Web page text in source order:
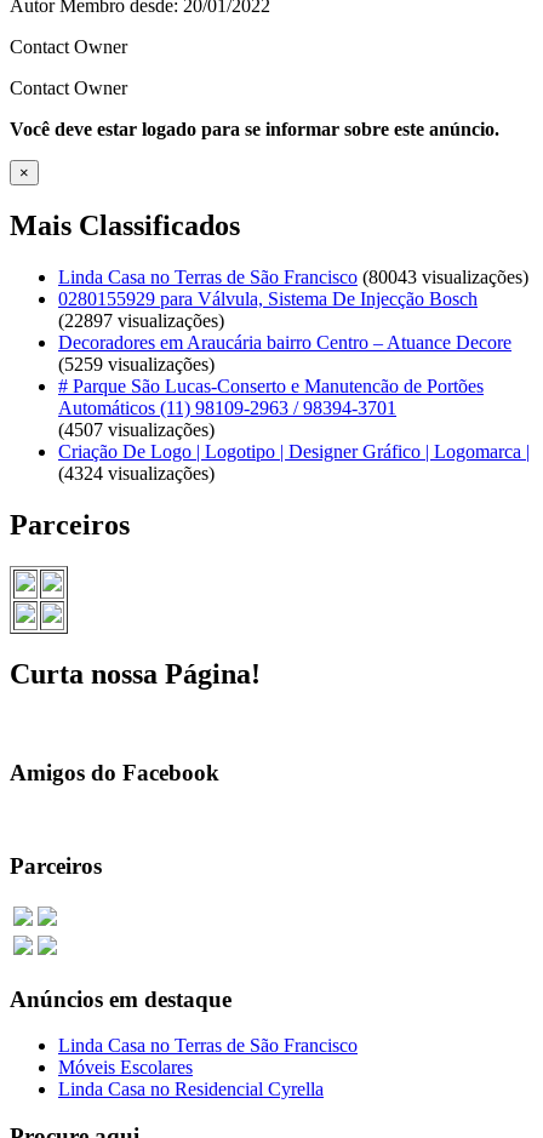
Autor Membro desde: 20/01/2022
Contact Owner
Contact Owner
Você deve estar logado para se informar sobre este anúncio.
×
Mais Classificados
Linda Casa no Terras de São Francisco (80043 visualizações)
0280155929 para Válvula, Sistema De Injecção Bosch
(22897 visualizações)
Decoradores em Araucária bairro Centro – Atuance Decore
(5259 visualizações)
# Parque São Lucas-Conserto e Manutencão de Portões
Automáticos (11) 98109-2963 / 98394-3701
(4507 visualizações)
Criação De Logo | Logotipo | Designer Gráfico | Logomarca |
(4324 visualizações)
Parceiros
Curta nossa Página!
Amigos do Facebook
Parceiros
Anúncios em destaque
Linda Casa no Terras de São Francisco
Móveis Escolares
Linda Casa no Residencial Cyrella